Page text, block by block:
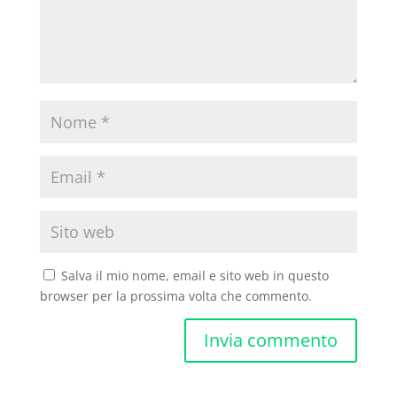
Salva il mio nome, email e sito web in questo
browser per la prossima volta che commento.